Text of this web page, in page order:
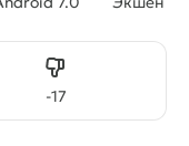
-17
Не нравится